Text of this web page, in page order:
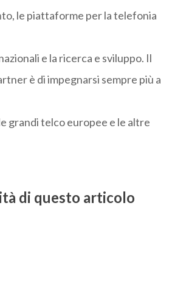
le piattaforme per la telefonia
e la ricerca e sviluppo. Il
è di impegnarsi sempre più a
grandi telco europee e le altre
di questo articolo